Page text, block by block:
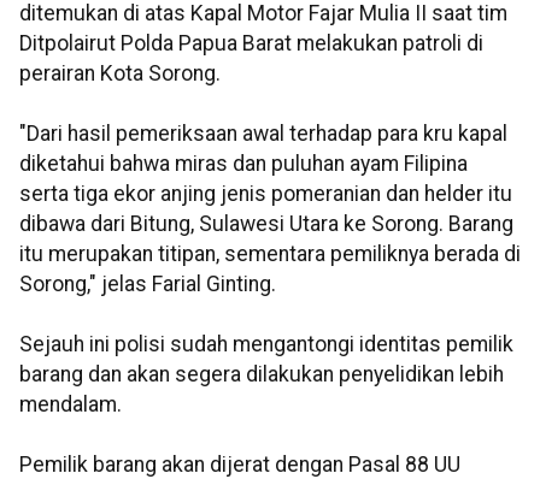
ditemukan di atas Kapal Motor Fajar Mulia II saat tim
Ditpolairut Polda Papua Barat melakukan patroli di
perairan Kota Sorong.
"Dari hasil pemeriksaan awal terhadap para kru kapal
diketahui bahwa miras dan puluhan ayam Filipina
serta tiga ekor anjing jenis pomeranian dan helder itu
dibawa dari Bitung, Sulawesi Utara ke Sorong. Barang
itu merupakan titipan, sementara pemiliknya berada di
Sorong," jelas Farial Ginting.
Sejauh ini polisi sudah mengantongi identitas pemilik
barang dan akan segera dilakukan penyelidikan lebih
mendalam.
Pemilik barang akan dijerat dengan Pasal 88 UU